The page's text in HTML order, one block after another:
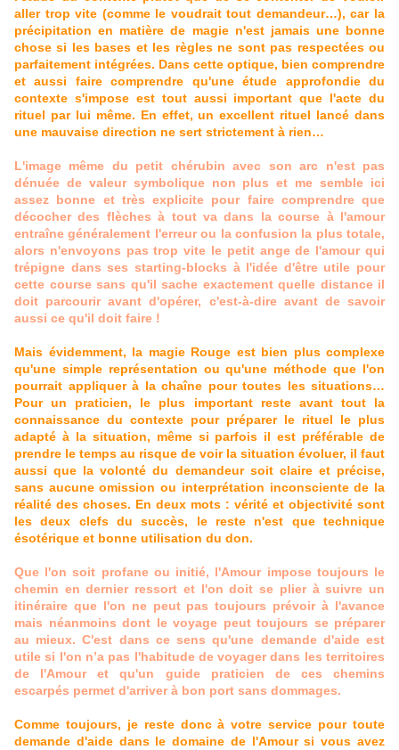
aller trop vite (comme le voudrait tout demandeur…), car la
précipitation en matière de magie n'est jamais une bonne
chose si les bases et les règles ne sont pas respectées ou
parfaitement intégrées. Dans cette optique, bien comprendre
et aussi faire comprendre qu'une étude approfondie du
contexte s'impose est tout aussi important que l'acte du
rituel par lui même. En effet, un excellent rituel lancé dans
une mauvaise direction ne sert strictement à rien…
L'image même du petit chérubin avec son arc n'est pas
dénuée de valeur symbolique non plus et me semble ici
assez bonne et très explicite pour faire comprendre que
décocher des flèches à tout va dans la course à l'amour
entraîne généralement l'erreur ou la confusion la plus totale,
alors n'envoyons pas trop vite le petit ange de l'amour qui
trépigne dans ses starting-blocks à l'idée d'être utile pour
cette course sans qu'il sache exactement quelle distance il
doit parcourir avant d'opérer, c'est-à-dire avant de savoir
aussi ce qu'il doit faire !
Mais évidemment, la magie Rouge est bien plus complexe
qu'une simple représentation ou qu'une méthode que l'on
pourrait appliquer à la chaîne pour toutes les situations…
Pour un praticien, le plus important reste avant tout la
connaissance du contexte pour préparer le rituel le plus
adapté à la situation, même si parfois il est préférable de
prendre le temps au risque de voir la situation évoluer, il faut
aussi que la volonté du demandeur soit claire et précise,
sans aucune omission ou interprétation inconsciente de la
réalité des choses. En deux mots : vérité et objectivité sont
les deux clefs du succès, le reste n'est que technique
ésotérique et bonne utilisation du don.
Que l'on soit profane ou initié, l'Amour impose toujours le
chemin en dernier ressort et l'on doit se plier à suivre un
itinéraire que l'on ne peut pas toujours prévoir à l'avance
mais néanmoins dont le voyage peut toujours se préparer
au mieux. C'est dans ce sens qu'une demande d'aide est
utile si l'on n’a pas l'habitude de voyager dans les territoires
de l'Amour et qu'un guide praticien de ces chemins
escarpés permet d'arriver à bon port sans dommages.
Comme toujours, je reste donc à votre service pour toute
demande d'aide dans le domaine de l'Amour si vous avez